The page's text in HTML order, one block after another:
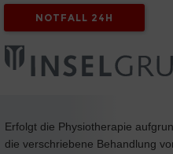
NOTFALL 24H
Erfolgt die Physiotherapie
die verschriebene Behandlung